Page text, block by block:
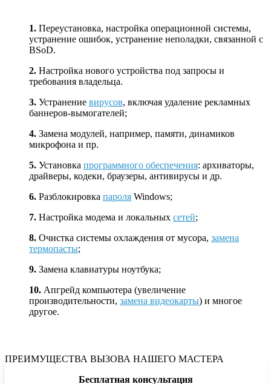
1. Переустановка, настройка операционной системы,
устранение ошибок, устранение неполадки, связанной с
BSoD.
2. Настройка нового устройства под запросы и
требования владельца.
3. Устранение вирусов, включая удаление рекламных
баннеров-вымогателей;
4. Замена модулей, например, памяти, динамиков
микрофона и пр.
5. Установка программного обеспечения: архиваторы,
драйверы, кодеки, браузеры, антивирусы и др.
6. Разблокировка пароля Windows;
7. Настройка модема и локальных сетей;
8. Очистка системы охлаждения от мусора, замена
термопасты;
9. Замена клавиатуры ноутбука;
10. Апгрейд компьютера (увеличение
производительности, замена видеокарты) и многое
другое.
ПРЕИМУЩЕСТВА ВЫЗОВА НАШЕГО МАСТЕРА
Бесплатная консультация